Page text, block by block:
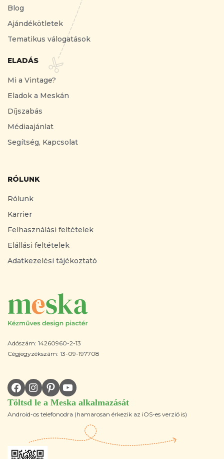
Blog
Ajándékötletek
Tematikus válogatások
ELADÁS
Mi a Vintage?
Eladok a Meskán
Díjszabás
Médiaajánlat
Segítség, Kapcsolat
RÓLUNK
Rólunk
Karrier
Felhasználási feltételek
Elállási feltételek
Adatkezelési tájékoztató
Adószám: 14260960-2-13
Cégjegyzékszám: 13-09-197708
Töltsd le a Meska alkalmazását
Android-os telefonodra (hamarosan érkezik az iOS-es verzió is)